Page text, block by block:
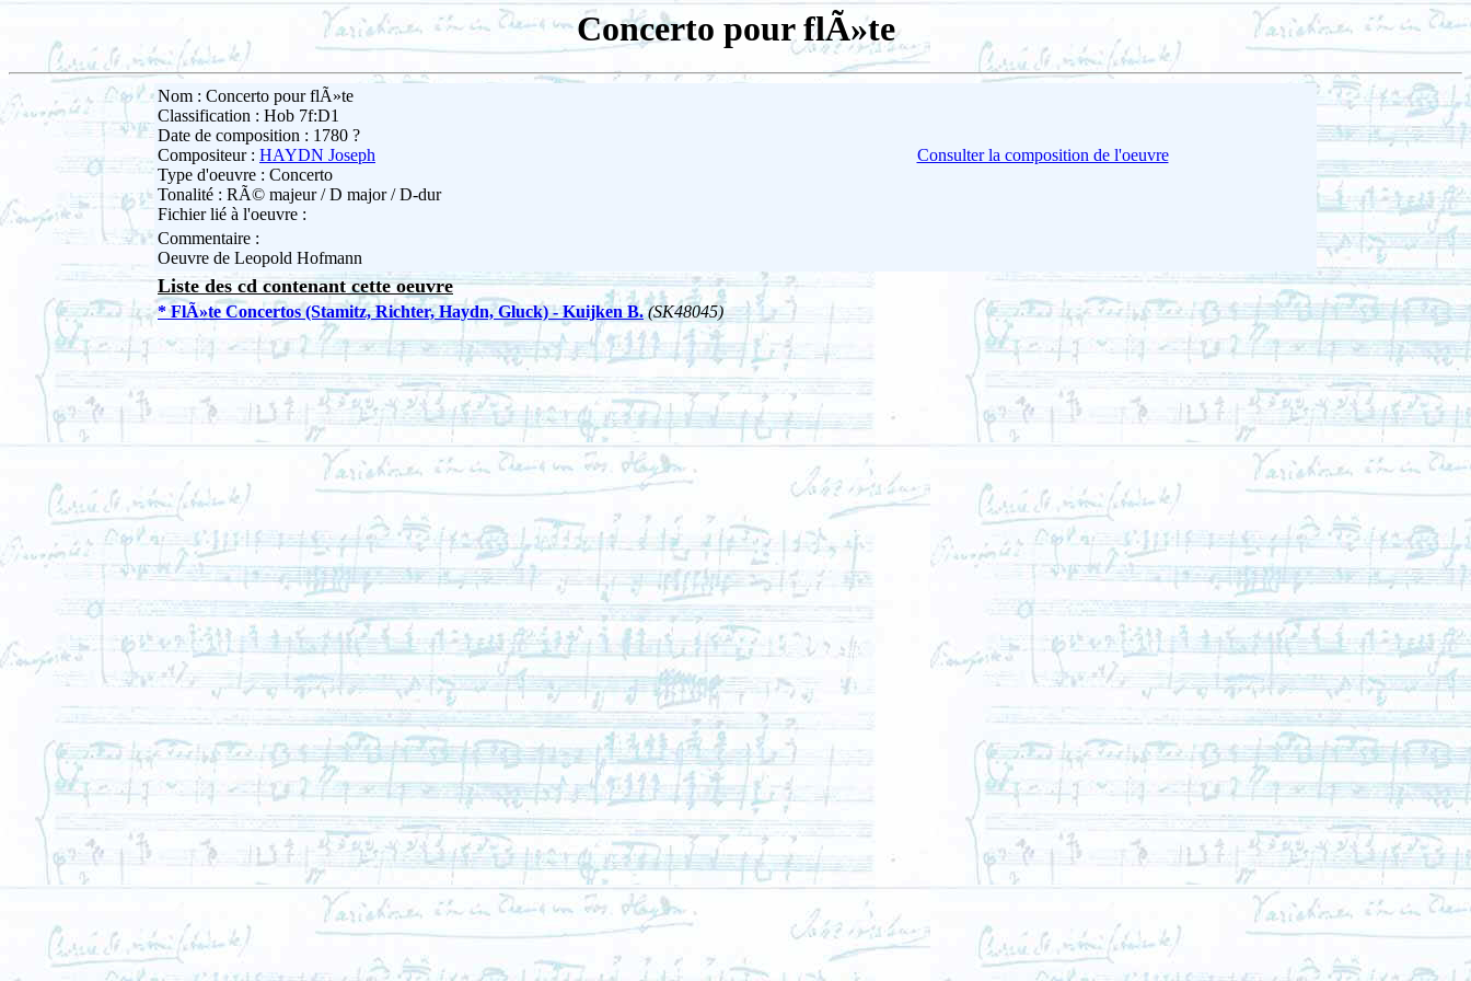
Concerto pour flÃ»te
Nom : Concerto pour flÃ»te
Classification : Hob 7f:D1
Date de composition : 1780 ?
Compositeur : HAYDN Joseph
Type d'oeuvre : Concerto
Tonalité : RÃ© majeur / D major / D-dur
Fichier lié à l'oeuvre :
Consulter la composition de l'oeuvre
Commentaire :
Oeuvre de Leopold Hofmann
Liste des cd contenant cette oeuvre
* FlÃ»te Concertos (Stamitz, Richter, Haydn, Gluck) - Kuijken B. (SK48045)